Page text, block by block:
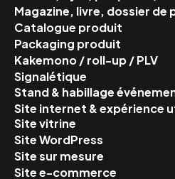
Magazine, livre, dossier de
Catalogue produit
Packaging produit
Kakemono / roll-up / PLV
Signalétique
Stand & habillage
Site internet & expérience
Site vitrine
Site WordPress
Site sur mesure
Site e-commerce